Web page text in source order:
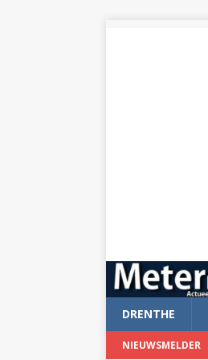
DRENTHE
NIEUWSMELDER